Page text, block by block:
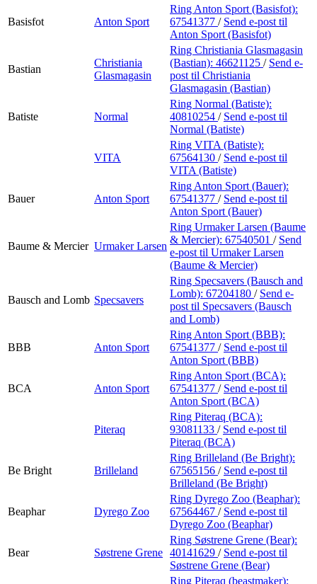
Basisfot Anton Sport
Ring Anton Sport (Basisfot):
67541377 / Send e-post til
Anton Sport (Basisfot)
Bastian
Christiania
Glasmagasin
Ring Christiania Glasmagasin
(Bastian): 46621125 / Send e-
post til Christiania
Glasmagasin (Bastian)
Batiste Normal
Ring Normal (Batiste):
40810254 / Send e-post til
Normal (Batiste)
VITA
Ring VITA (Batiste):
67564130 / Send e-post til
VITA (Batiste)
Bauer Anton Sport
Ring Anton Sport (Bauer):
67541377 / Send e-post til
Anton Sport (Bauer)
Baume & Mercier Urmaker Larsen
Ring Urmaker Larsen (Baume
& Mercier): 67540501 / Send
e-post til Urmaker Larsen
(Baume & Mercier)
Bausch and Lomb Specsavers
Ring Specsavers (Bausch and
Lomb): 67204180 / Send e-
post til Specsavers (Bausch
and Lomb)
BBB Anton Sport
Ring Anton Sport (BBB):
67541377 / Send e-post til
Anton Sport (BBB)
BCA Anton Sport
Ring Anton Sport (BCA):
67541377 / Send e-post til
Anton Sport (BCA)
Piteraq
Ring Piteraq (BCA):
93081133 / Send e-post til
Piteraq (BCA)
Be Bright Brilleland
Ring Brilleland (Be Bright):
67565156 / Send e-post til
Brilleland (Be Bright)
Beaphar Dyrego Zoo
Ring Dyrego Zoo (Beaphar):
67564467 / Send e-post til
Dyrego Zoo (Beaphar)
Bear Søstrene Grene
Ring Søstrene Grene (Bear):
40141629 / Send e-post til
Søstrene Grene (Bear)
Ring Piteraq (beastmaker):